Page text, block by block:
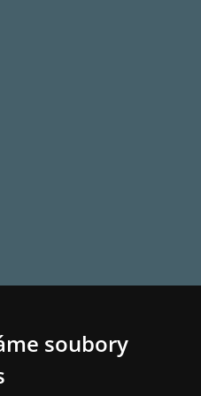
soubory